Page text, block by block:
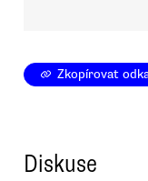
Zkopírovat
Diskuse